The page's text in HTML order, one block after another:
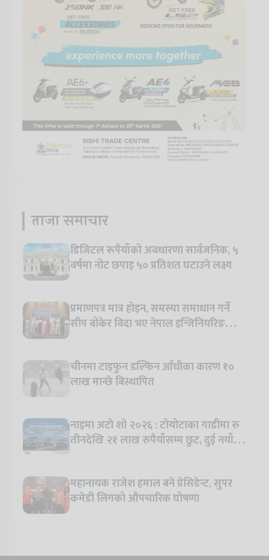
ताजा समाचार
डिजिटल रूपैयाँको अवधारणा सार्वजनिक, ५
वर्षमा नोट छपाइ ५० प्रतिशत घटाउने लक्ष्य
प्रमाणपत्र मात्र होइन, समस्या समाधान गर्ने
सीप बोकेर विदा भए नेपाल इन्जिनियरिङ
चीनमा टाइफुन डल्फिन आँधीका कारण १०
लाख मान्छे बिस्थापित
नाइमा अटो शो २०२६ : टोयोटाका गाडीमा रु
तीनदेखि २१ लाख रुपैयाँसम्म छुट, दुई नयाँ
महानायक राजेश हमाल बने प्रेसिडेन्ट, सुपर
कमेडी लिगको औपचारिक घोषणा